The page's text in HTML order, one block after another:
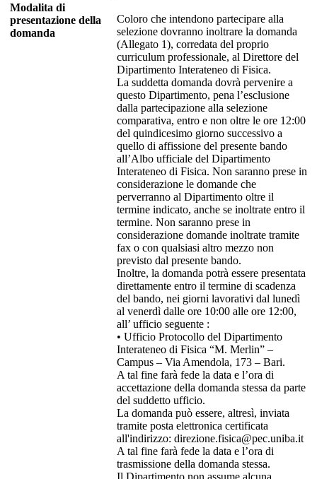
Modalita di
presentazione della
domanda
Coloro che intendono partecipare alla
selezione dovranno inoltrare la domanda
(Allegato 1), corredata del proprio
curriculum professionale, al Direttore del
Dipartimento Interateneo di Fisica.
La suddetta domanda dovrà pervenire a
questo Dipartimento, pena l’esclusione
dalla partecipazione alla selezione
comparativa, entro e non oltre le ore 12:00
del quindicesimo giorno successivo a
quello di affissione del presente bando
all’Albo ufficiale del Dipartimento
Interateneo di Fisica. Non saranno prese in
considerazione le domande che
perverranno al Dipartimento oltre il
termine indicato, anche se inoltrate entro il
termine. Non saranno prese in
considerazione domande inoltrate tramite
fax o con qualsiasi altro mezzo non
previsto dal presente bando.
Inoltre, la domanda potrà essere presentata
direttamente entro il termine di scadenza
del bando, nei giorni lavorativi dal lunedì
al venerdì dalle ore 10:00 alle ore 12:00,
all’ ufficio seguente :
• Ufficio Protocollo del Dipartimento
Interateneo di Fisica “M. Merlin” –
Campus – Via Amendola, 173 – Bari.
A tal fine farà fede la data e l’ora di
accettazione della domanda stessa da parte
del suddetto ufficio.
La domanda può essere, altresì, inviata
tramite posta elettronica certificata
all'indirizzo: direzione.fisica@pec.uniba.it
A tal fine farà fede la data e l’ora di
trasmissione della domanda stessa.
Il Dipartimento non assume alcuna